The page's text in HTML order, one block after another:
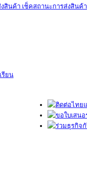
เช็คสถานะการส่งสินค้า
รียน